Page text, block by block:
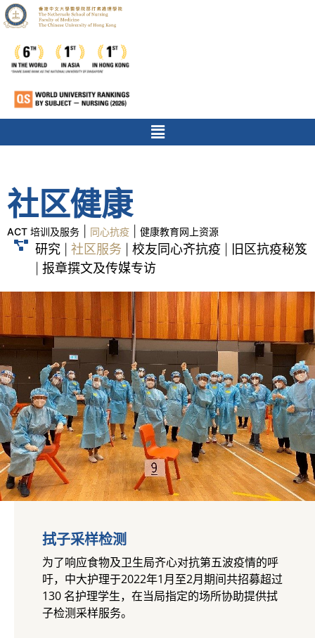
社区健康
ACT 培训及服务 同心抗疫 健康教育网上资源
研究 社区服务 校友同心齐抗疫 旧区抗疫秘笈
报章撰文及传媒专访
拭子采样检测
为了响应食物及卫生局齐心对抗第五波疫情的呼
吁，中大护理于2022年1月至2月期间共招募超过
130 名护理学生，在当局指定的场所协助提供拭
子检测采样服务。